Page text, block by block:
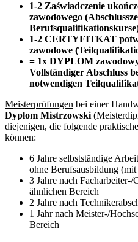
1-2 Zaświadczenie
zawodowego
1-2 CERTYFITKAT
zawodowe
= 1x DYPLOM
Vollständiger Abschluss
notwendigen
Meisterprüfungen bei einer
Dyplom Mistrzowski
diejenigen, die folgende
können:
6 Jahre selbstständige
ohne Berufsausbildung
3 Jahre nach Facharbeiter-/
ähnlichen Bereich
2 Jahre nach
1 Jahr nach Meister-/
Bereich